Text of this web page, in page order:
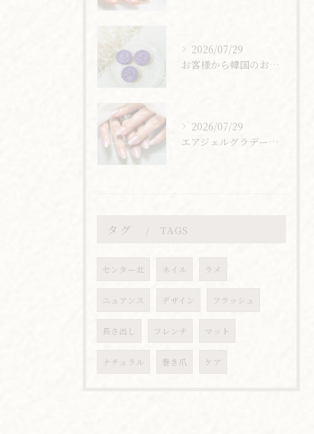
2026/07/29
お客様から韓国のお土産頂きました🇰🇷
2026/07/29
エアジェルグラデーション
タグ TAGS
センター北 ネイル ラメ
ニュアンス デザイン フラッシュ
長さ出し フレンチ マット
ナチュラル 巻き爪 ケア